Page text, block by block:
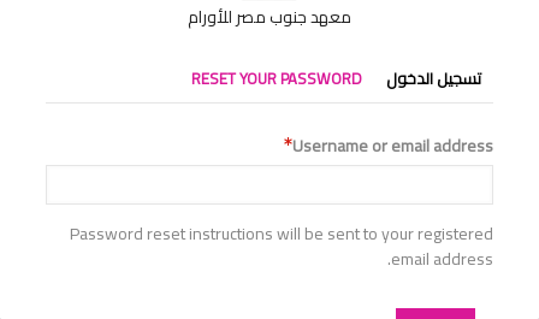
معهد جنوب مصر للأورام
التبويبات
الأساسية
تسجيل الدخول RESET YOUR PASSWORD
Username or email address
Password reset instructions will be sent to your registered
email address.